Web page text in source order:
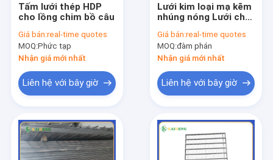
Tấm lưới thép HDP
cho lồng chim bồ câu
Giá bán:real-time quotes
MOQ:Phức tạp
Nhận giá mới nhất
Liên hệ với bây giờ
Lưới kim loại mạ kẽm
nhúng nóng Lưới cho
cầm
Giá bán:real-time quotes
MOQ:đàm phán
Nhận giá mới nhất
Liên hệ với bây giờ